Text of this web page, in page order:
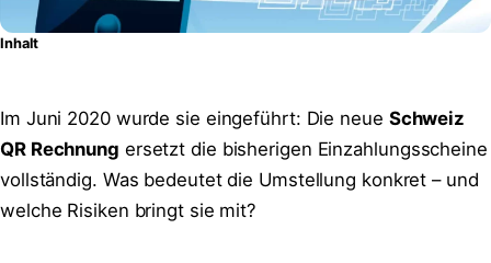
Inhalt
Im Juni 2020 wurde sie eingeführt: Die neue Schweiz
QR Rechnung ersetzt die bisherigen Einzahlungsscheine
vollständig. Was bedeutet die Umstellung konkret – und
welche Risiken bringt sie mit?